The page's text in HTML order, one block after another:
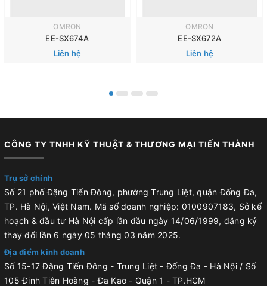
OMRON
EE-SX674A
Liên hệ
OMRON
EE-SX672A
Liên hệ
CÔNG TY TNHH KỸ THUẬT & THƯƠNG MẠI TIẾN THÀNH
Trụ sở chính
Số 21 phố Đặng Tiến Đông, phường Trung Liệt, quận Đống Đa,
TP. Hà Nội, Việt Nam. Mã số doanh nghiệp: 0100907183, Sở kế
hoạch & đầu tư Hà Nội cấp lần đầu ngày 14/06/1999, đăng ký
thay đổi lần 6 ngày 05 tháng 03 năm 2025.
Địa điểm kinh doanh
Số 15-17 Đặng Tiến Đông - Trung Liệt - Đống Đa - Hà Nội / Số
105 Đinh Tiên Hoàng - Đa Kao - Quận 1 - TP.HCM